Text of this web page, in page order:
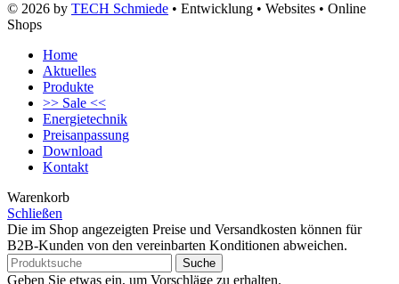
© 2026 by TECH Schmiede • Entwicklung • Websites • Online
Shops
Home
Aktuelles
Produkte
>> Sale <<
Energietechnik
Preisanpassung
Download
Kontakt
Warenkorb
Schließen
Die im Shop angezeigten Preise und Versandkosten können für
B2B-Kunden von den vereinbarten Konditionen abweichen.
Suche
Geben Sie etwas ein, um Vorschläge zu erhalten.